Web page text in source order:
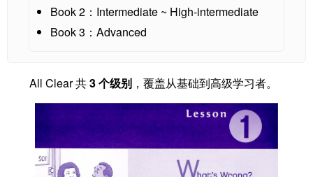
Book 2：Intermediate ~ High-intermediate
Book 3：Advanced
All Clear 共3 个级别 ，覆盖从基础到高级学习者。